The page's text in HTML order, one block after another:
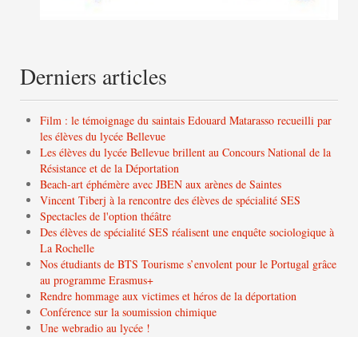
Derniers articles
Film : le témoignage du saintais Edouard Matarasso recueilli par
les élèves du lycée Bellevue
Les élèves du lycée Bellevue brillent au Concours National de la
Résistance et de la Déportation
Beach-art éphémère avec JBEN aux arènes de Saintes
Vincent Tiberj à la rencontre des élèves de spécialité SES
Spectacles de l'option théâtre
Des élèves de spécialité SES réalisent une enquête sociologique à
La Rochelle
Nos étudiants de BTS Tourisme s’envolent pour le Portugal grâce
au programme Erasmus+
Rendre hommage aux victimes et héros de la déportation
Conférence sur la soumission chimique
Une webradio au lycée !